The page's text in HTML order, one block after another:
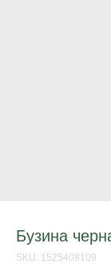
Бузина
SKU: 1525408109